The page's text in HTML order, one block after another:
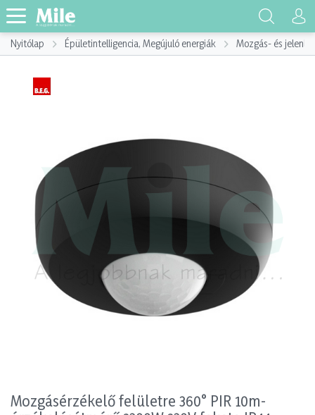
Nyitólap Épületintelligencia, Megújuló energiák Mozgás- és
Mozgásérzékelő felületre 360° PIR 10m-